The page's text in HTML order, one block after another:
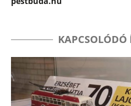
KAPCSOLÓDÓ